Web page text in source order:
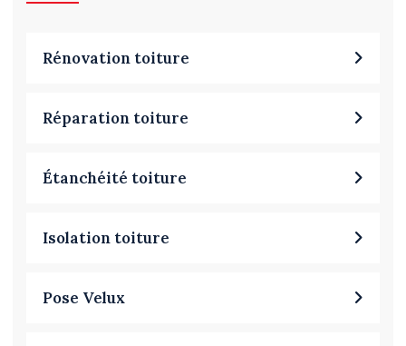
Rénovation toiture
Réparation toiture
Étanchéité toiture
Isolation toiture
Pose Velux